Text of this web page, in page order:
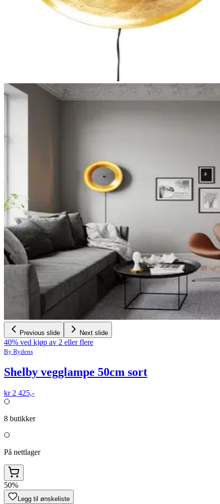
Previous slide Next slide
40% ved kjøp av 2 eller flere
By Rydens
Shelby vegglampe 50cm sort
kr 2 425,-
8 butikker
På nettlager
50%
Legg til ønskeliste